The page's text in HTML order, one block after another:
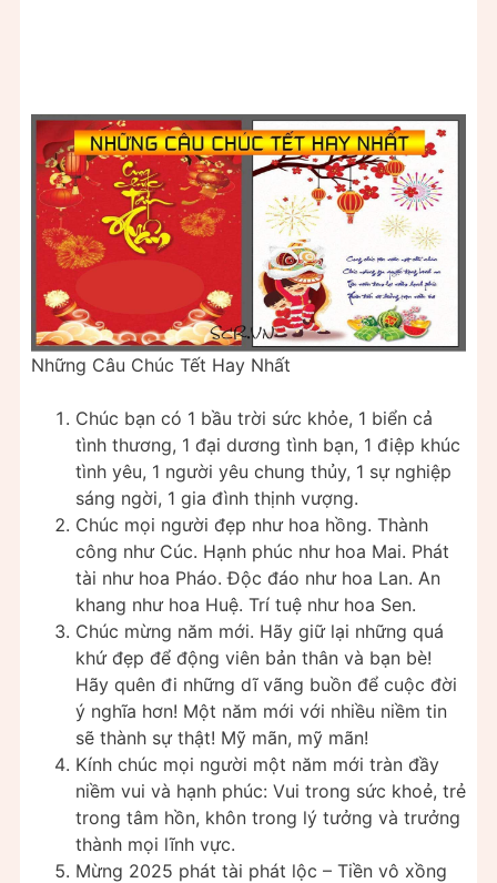
Những Câu Chúc Tết Hay Nhất
Chúc bạn có 1 bầu trời sức khỏe, 1 biển cả
tình thương, 1 đại dương tình bạn, 1 điệp khúc
tình yêu, 1 người yêu chung thủy, 1 sự nghiệp
sáng ngời, 1 gia đình thịnh vượng.
Chúc mọi người đẹp như hoa hồng. Thành
công như Cúc. Hạnh phúc như hoa Mai. Phát
tài như hoa Pháo. Độc đáo như hoa Lan. An
khang như hoa Huệ. Trí tuệ như hoa Sen.
Chúc mừng năm mới. Hãy giữ lại những quá
khứ đẹp để động viên bản thân và bạn bè!
Hãy quên đi những dĩ vãng buồn để cuộc đời
ý nghĩa hơn! Một năm mới với nhiều niềm tin
sẽ thành sự thật! Mỹ mãn, mỹ mãn!
Kính chúc mọi người một năm mới tràn đầy
niềm vui và hạnh phúc: Vui trong sức khoẻ, trẻ
trong tâm hồn, khôn trong lý tưởng và trưởng
thành mọi lĩnh vực.
Mừng 2025 phát tài phát lộc – Tiền vô xồng